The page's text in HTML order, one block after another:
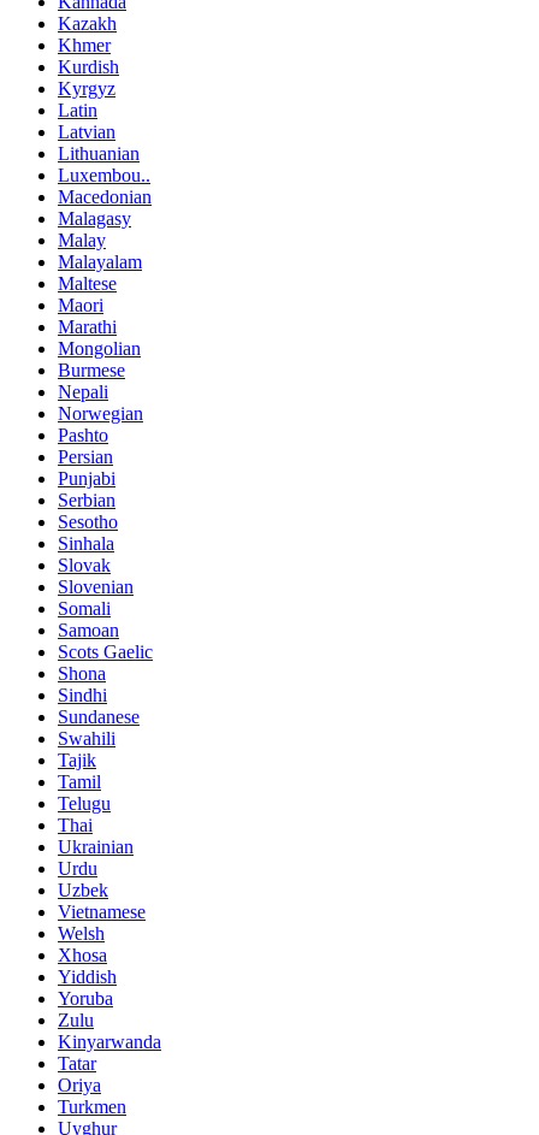
Kazakh
Khmer
Kurdish
Kyrgyz
Latin
Latvian
Lithuanian
Luxembou..
Macedonian
Malagasy
Malay
Malayalam
Maltese
Maori
Marathi
Mongolian
Burmese
Nepali
Norwegian
Pashto
Persian
Punjabi
Serbian
Sesotho
Sinhala
Slovak
Slovenian
Somali
Samoan
Scots Gaelic
Shona
Sindhi
Sundanese
Swahili
Tajik
Tamil
Telugu
Thai
Ukrainian
Urdu
Uzbek
Vietnamese
Welsh
Xhosa
Yiddish
Yoruba
Zulu
Kinyarwanda
Tatar
Oriya
Turkmen
Uyghur